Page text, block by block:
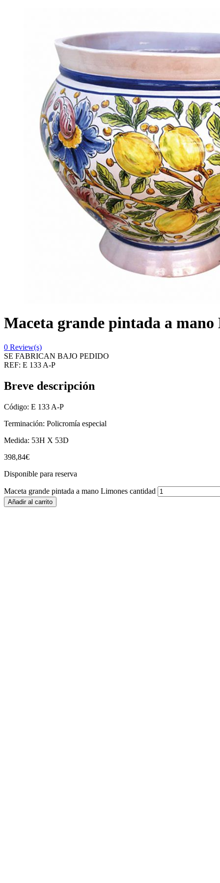
Maceta grande pintada a mano
0 Review(s)
SE FABRICAN BAJO PEDIDO
REF: E 133 A-P
Breve descripción
Código: E 133 A-P
Terminación: Policromía especial
Medida: 53H X 53D
398,84€
Disponible para reserva
Maceta grande pintada a mano Limones cantidad
Añadir al carrito